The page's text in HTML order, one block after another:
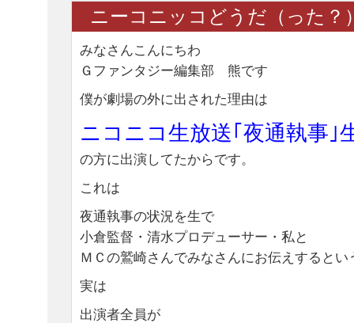
ニーコニッコどうだ（った？
みなさんこんにちわ
Ｇファンタジー編集部 熊です
僕が劇場の外に出された理由は
ニコニコ生放送｢夜通執事｣
の方に出演してたからです。
これは
夜通執事の状況を生で
小倉監督・清水プロデューサー・私と
ＭＣの鷲崎さんでみなさんにお伝えするとい
実は
出演者全員が